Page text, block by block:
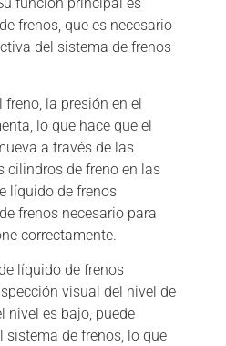
frenos, que es necesario
del sistema de frenos
la presión en el
lo que hace que el
a través de las
cilindros de freno en las
líquido de frenos
frenos necesario para
correctamente.
líquido de frenos
visual del nivel de
nivel es bajo, puede
sistema de frenos, lo que